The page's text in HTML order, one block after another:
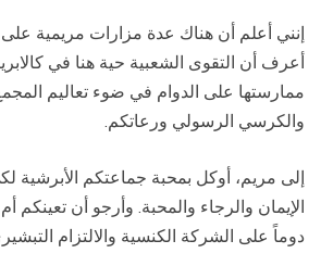
إنني أعلم أن هناك عدة مزارات مريمية
أعرف أن التقوى الشعبية حية هنا في
ممارستها على الدوام في ضوء تعاليم المجمع
والكرسي الرسولي ورعاتكم.
إلى مريم، أوكل بمحبة جماعتكم الأبرشية
الإيمان والرجاء والمحبة. وأرجو أن
دوماً على الشركة الكنسية والالتزام